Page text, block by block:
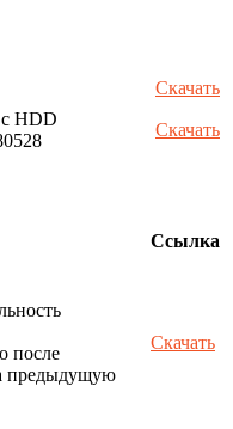
Скачать
HDD
Скачать
Ссылка
после
предыдущую
Скачать